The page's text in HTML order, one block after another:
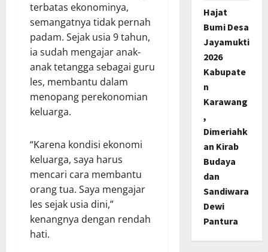
terbatas ekonominya,
semangatnya tidak pernah
padam. Sejak usia 9 tahun,
ia sudah mengajar anak-
anak tetangga sebagai guru
les, membantu dalam
menopang perekonomian
keluarga.
“Karena kondisi ekonomi
keluarga, saya harus
mencari cara membantu
orang tua. Saya mengajar
les sejak usia dini,”
kenangnya dengan rendah
hati.
Hajat
Bumi Desa
Jayamukti
2026
Kabupate
n
Karawang
,
Dimeriahk
an Kirab
Budaya
dan
Sandiwara
Dewi
Pantura